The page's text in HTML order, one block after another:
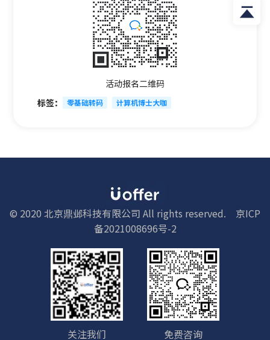
活动报名二维码
标签：
零基础转码 计算机博士大咖
© 2020 北京鼎邺科技有限公司 All rights reserved.
京ICP
备2021008696号-2
关注我们 免费咨询